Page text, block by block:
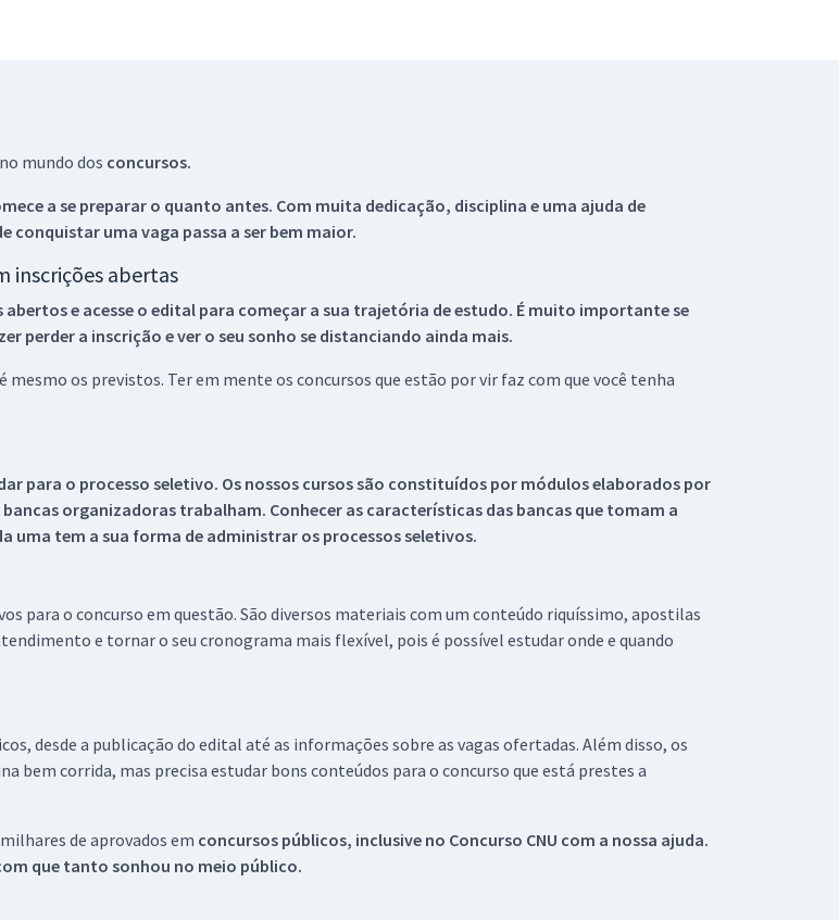
mundo dos concursos.
a se preparar o quanto antes. Com muita dedicação, disciplina e uma ajuda de
conquistar uma vaga passa a ser bem maior.
inscrições abertas
abertos e acesse o edital para começar a sua trajetória de estudo. É muito importante se
perder a inscrição e ver o seu sonho se distanciando ainda mais.
os previstos. Ter em mente os concursos que estão por vir faz com que você tenha
para o processo seletivo. Os nossos cursos são constituídos por módulos elaborados por
organizadoras trabalham. Conhecer as características das bancas que tomam a
tem a sua forma de administrar os processos seletivos.
para o concurso em questão. São diversos materiais com um conteúdo riquíssimo, apostilas
e tornar o seu cronograma mais flexível, pois é possível estudar onde e quando
desde a publicação do edital até as informações sobre as vagas ofertadas. Além disso, os
bem corrida, mas precisa estudar bons conteúdos para o concurso que está prestes a
de aprovados em concursos públicos, inclusive no Concurso CNU com a nossa ajuda.
que tanto sonhou no meio público.